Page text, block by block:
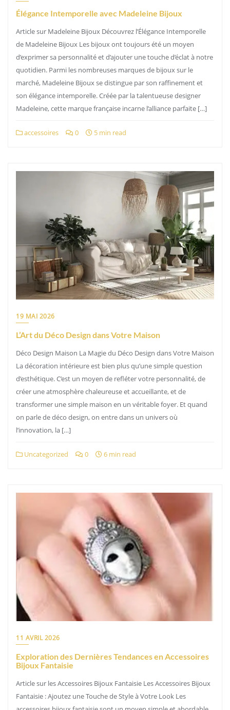
Élégance Intemporelle avec Madeleine Bijoux
Article sur Madeleine Bijoux Découvrez l’Élégance Intemporelle
de Madeleine Bijoux Les bijoux ont toujours été un moyen
d’exprimer sa personnalité et d’ajouter une touche d’éclat à notre
quotidien. Parmi les nombreuses marques de bijoux sur le
marché, Madeleine Bijoux se distingue par son raffinement et
son élégance intemporelle. Créée par la talentueuse designer
Madeleine, cette marque française incarne l’alliance parfaite […]
accessoires 0 5 min read
19 MAI 2026
L’Art du Déco Design dans Votre Maison
Déco Design Maison La Magie du Déco Design dans Votre Maison
La décoration intérieure est bien plus qu’une simple question
d’esthétique. C’est un moyen de refléter votre personnalité, de
créer une atmosphère chaleureuse et accueillante, et de
transformer une simple maison en un véritable foyer. Et quand
on parle de déco design, on entre dans un univers où
l’innovation, la […]
Uncategorized 0 6 min read
11 AVRIL 2026
Exploration des Dernières Tendances en Accessoires
Bijoux Fantaisie
Article sur les Accessoires Bijoux Fantaisie Les Accessoires Bijoux
Fantaisie : Ajoutez une Touche de Style à Votre Look Les